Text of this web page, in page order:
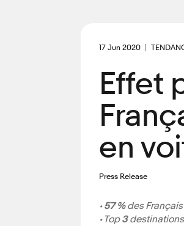
17 Jun 2020
Effet
en
Press Release
•57 %des
• Top3destinations